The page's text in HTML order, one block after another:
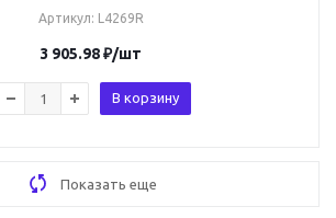
Артикул: L4269R
3 905.98₽/шт
В корзину
Показать еще